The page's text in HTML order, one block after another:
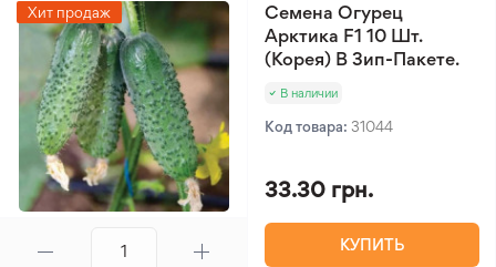
Хит продаж
Семена Огурец
Арктика F1 10 Шт.
(Корея) В Зип-Пакете.
В наличии
Код товара: 31044
33.30 грн.
КУПИТЬ